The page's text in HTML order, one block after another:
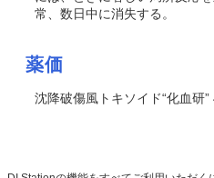
常、数日中に消失する。
薬価
沈降破傷風トキソイド“化血研